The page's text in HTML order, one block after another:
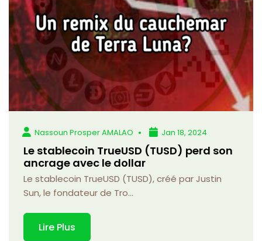
Nassoun Prosper AMALAO Jan 18, 2024
Le stablecoin TrueUSD (TUSD) perd son
ancrage avec le dollar
Le stablecoin TrueUSD (TUSD), créé par Justin
Sun, le fondateur de Tro...
Lire Plus